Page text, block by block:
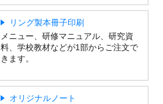
リング製本冊子印刷
メニュー、研修マニュアル、研究資
料、学校教材などが1部からご注文で
きます。
オリジナルノート